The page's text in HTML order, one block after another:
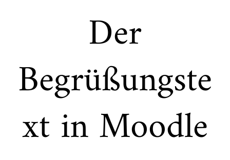
Der
Begrüßungste
xt in Moodle